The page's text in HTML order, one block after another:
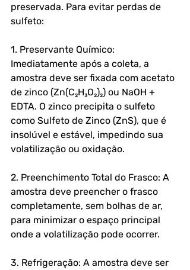
preservada. Para evitar perdas de
sulfeto:
1. Preservante Químico:
Imediatamente após a coleta, a
amostra deve ser fixada com acetato
de zinco (Zn(C₂H₃O₂)₂) ou NaOH +
EDTA. O zinco precipita o sulfeto
como Sulfeto de Zinco (ZnS), que é
insolúvel e estável, impedindo sua
volatilização ou oxidação.
2. Preenchimento Total do Frasco: A
amostra deve preencher o frasco
completamente, sem bolhas de ar,
para minimizar o espaço principal
onde a volatilização pode ocorrer.
3. Refrigeração: A amostra deve ser